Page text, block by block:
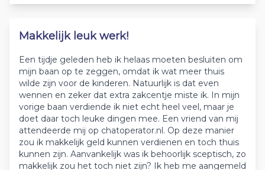
Makkelijk leuk werk!
Een tijdje geleden heb ik helaas moeten besluiten om
mijn baan op te zeggen, omdat ik wat meer thuis
wilde zijn voor de kinderen. Natuurlijk is dat even
wennen en zeker dat extra zakcentje miste ik. In mijn
vorige baan verdiende ik niet echt heel veel, maar je
doet daar toch leuke dingen mee. Een vriend van mij
attendeerde mij op chatoperator.nl. Op deze manier
zou ik makkelijk geld kunnen verdienen en toch thuis
kunnen zijn. Aanvankelijk was ik behoorlijk sceptisch, zo
makkelijk zou het toch niet zijn? Ik heb me aangemeld